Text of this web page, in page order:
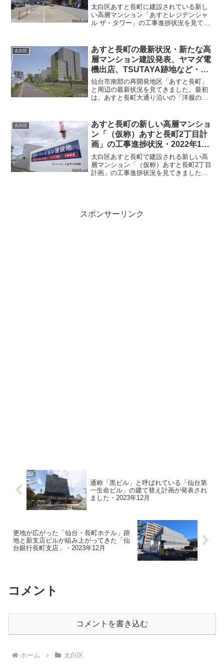
した・2023年9月
太白区あすと長町に建設されている新し
い高層マンション「あすとレジデンシャ
ル ザ・タワー」の工事進捗状況を見てき
あすと長町」の南側の隣接地に新しいマ
ンションが組み上がって...
太白区
あすと長町の最新状況・新たな高
層マンション建設発表、ヤマダ電
機出店、TSUTAYA跡地など・
2022年4月
仙台市南部の再開発地区「あすと長町」
と周辺の最新状況を見てきました。最初
は、あすと長町大通り沿いの「洋服の青
PIT」に挟まれた場所に「建築計画のお知
らせ」が掲示されまし...
太白区
あすと長町の新しい高層マンショ
ン「（仮称）あすと長町2丁目計
画」の工事進捗状況・2022年12
月
太白区あすと長町で建設される新しい高
層マンション「（仮称）あすと長町2丁目
計画」の工事進捗状況を見てきました。
スポンサーリンク
通称「黒ビル」と呼ばれている「仙台第
一生命ビル」の建て替え計画が発表され
ました・2023年12月
更地が広がった「仙台・長町ホテル」跡
地と新支店ビルが組み上がってきた「仙
台銀行長町支店」・2023年12月
コメント
コメントを書き込む
ホーム 太白区